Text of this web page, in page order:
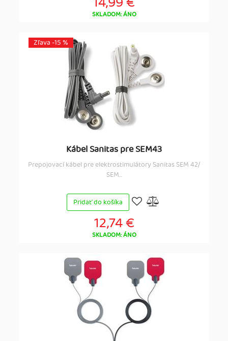
SKLADOM: ÁNO
Zľava -15 %
Kábel Sanitas pre SEM43
Prepojovací kábel pre elektrostimulátory Sanitas SEM 42/
SEM...
Pridať do košíka
12,74 €
SKLADOM: ÁNO